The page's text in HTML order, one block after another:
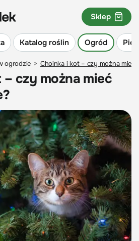
Katalog roślin Ogród
Sklep
ogrodzie > Choinka i kot – czy można mieć
czy można mieć